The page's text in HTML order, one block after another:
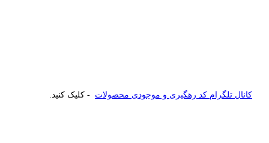
کانال تلگرام کد رهگیری و موجودی محصولات - کلیک کنید.